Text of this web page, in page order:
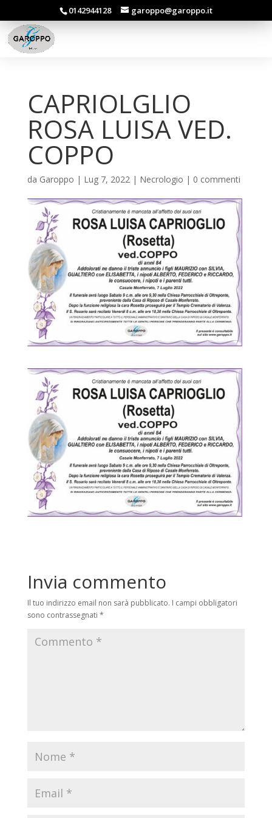
0142944128 garoppo@garoppo.it
CAPRIOLGLIO
ROSA LUISA VED.
COPPO
da Garoppo | Lug 7, 2022| Necrologio | 0 commenti
Invia commento
Il tuo indirizzo email non sarà pubblicato. I campi obbligatori
sono contrassegnati *